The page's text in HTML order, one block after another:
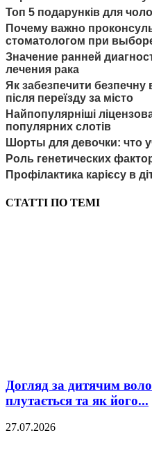
Топ 5 подарунків для
Почему важно
стоматологом при
Значение ранней
лечения рака
Як забезпечити
після переїзду за місто
Найпопулярніші
популярних слотів
Шорты для девочки: что
Роль генетических
Профілактика карієсу в
СТАТТІ ПО ТЕМІ
Догляд за дитячим
плутається та як його...
27.07.2026